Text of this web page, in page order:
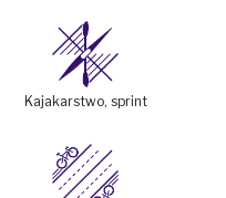
Kajakarstwo, sprint